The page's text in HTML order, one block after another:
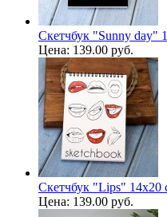
Скетчбук "Sunny day"
Цена: 139.00 руб.
Скетчбук "Lips" 14х20
Цена: 139.00 руб.